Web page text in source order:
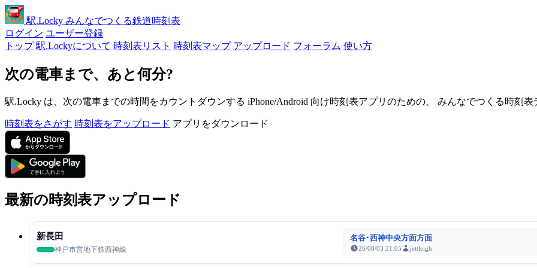
駅.Locky みんなでつくる鉄道時刻表
ログイン ユーザー登録
トップ 駅.Lockyについて 時刻表リスト 時刻表マップ アップロード フォーラム 使い方
次の電車まで、あと何分?
駅.Locky は、次の電車までの時間をカウントダウンする iPhone/Android 向け時刻表アプリのための、 みんなでつくる時刻表
時刻表をさがす 時刻表をアップロード アプリをダウンロード
最新の時刻表アップロード
新長田
神戸市営地下鉄西神線
名谷･西神中央方面方面
26/08/03 21:05 jettleigh